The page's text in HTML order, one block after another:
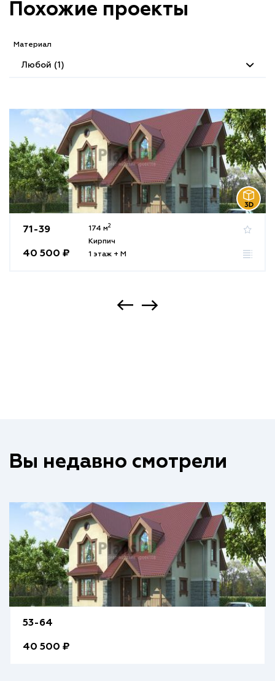
Похожие проекты
Материал
Любой (1)
71-39
40 500 ₽
174 м2
Кирпич
1 этаж + М
Вы недавно смотрели
53-64
40 500 ₽